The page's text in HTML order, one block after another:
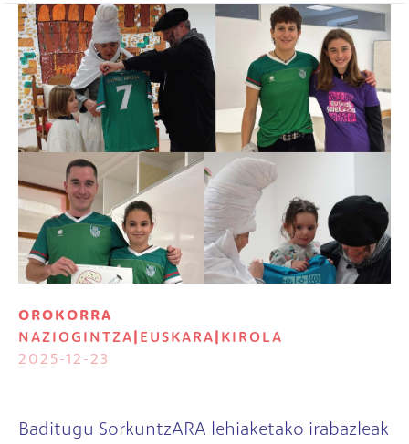
Irudia
OROKORRA
NAZIOGINTZA
EUSKARA
KIROLA
2025-12-23
Baditugu SorkuntzARA lehiaketako irabazleak